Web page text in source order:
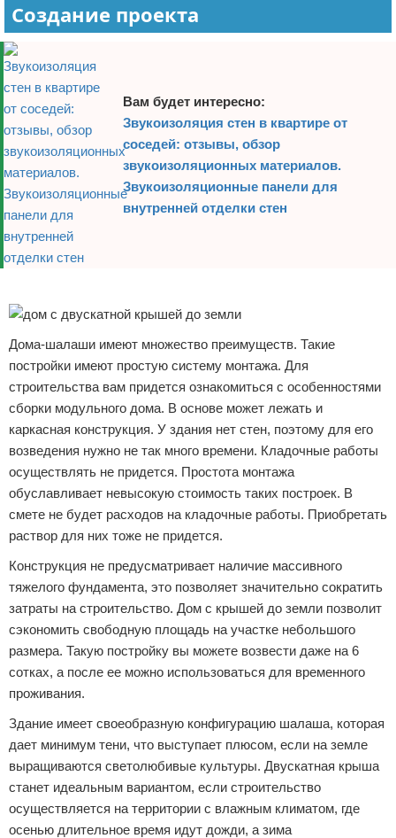
Создание проекта
Вам будет интересно:
Звукоизоляция стен в квартире от
соседей: отзывы, обзор
звукоизоляционных материалов.
Звукоизоляционные панели для
внутренней отделки стен
Дома-шалаши имеют множество преимуществ. Такие
постройки имеют простую систему монтажа. Для
строительства вам придется ознакомиться с особенностями
сборки модульного дома. В основе может лежать и
каркасная конструкция. У здания нет стен, поэтому для его
возведения нужно не так много времени. Кладочные работы
осуществлять не придется. Простота монтажа
обуславливает невысокую стоимость таких построек. В
смете не будет расходов на кладочные работы. Приобретать
раствор для них тоже не придется.
Конструкция не предусматривает наличие массивного
тяжелого фундамента, это позволяет значительно сократить
затраты на строительство. Дом с крышей до земли позволит
сэкономить свободную площадь на участке небольшого
размера. Такую постройку вы можете возвести даже на 6
сотках, а после ее можно использоваться для временного
проживания.
Здание имеет своеобразную конфигурацию шалаша, которая
дает минимум тени, что выступает плюсом, если на земле
выращиваются светолюбивые культуры. Двускатная крыша
станет идеальным вариантом, если строительство
осуществляется на территории с влажным климатом, где
осенью длительное время идут дожди, а зима